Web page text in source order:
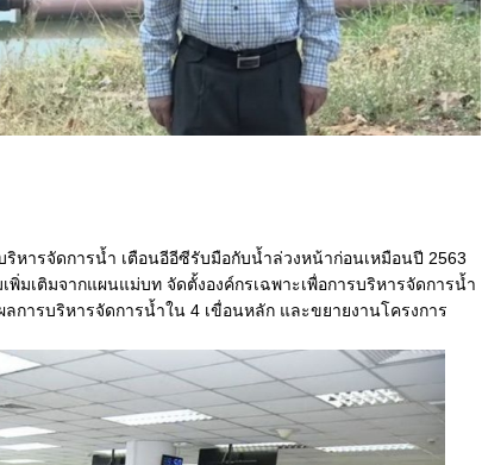
หารจัดการน้ำ เตือนอีอีซีรับมือกับน้ำล่วงหน้าก่อนเหมือนปี 2563
พิ่มเติมจากแผนแม่บท จัดตั้งองค์กรเฉพาะเพื่อการบริหารจัดการน้ำ
การบริหารจัดการน้ำใน 4 เขื่อนหลัก และขยายงานโครงการ